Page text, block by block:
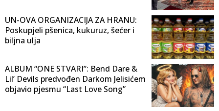
UN-OVA ORGANIZACIJA ZA HRANU:
Poskupjeli pšenica, kukuruz, šećer i
biljna ulja
ALBUM “ONE STVARI”: Bend Dare &
Lil’ Devils predvođen Darkom Jelisićem
objavio pjesmu “Last Love Song”